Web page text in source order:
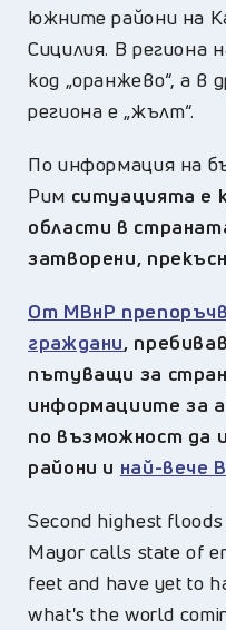
южните райони на
Сицилия. В региона
код „оранжево“, а в
региона е „жълт“.
По информация на
Рим ситуацията е
области в
затворени,
От МВнР
граждани,
пътуващи за
информациите за
по възможност да
райони и най-вече
Second highest
Mayor calls state of
feet and have yet to
what's the world